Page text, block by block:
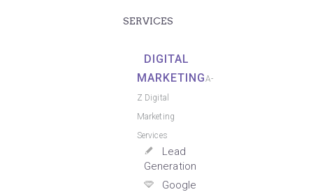
SERVICES
DIGITAL
MARKETINGA-
Z Digital
Marketing
Services
Lead
Generation
Google